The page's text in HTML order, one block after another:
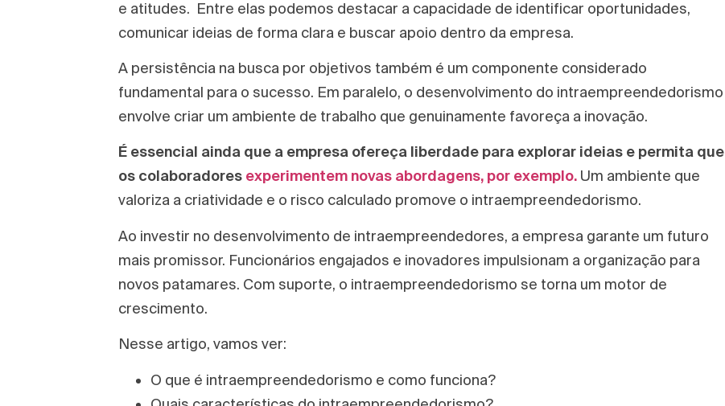
e atitudes. Entre elas podemos destacar a capacidade de identificar oportunidades,
comunicar ideias de forma clara e buscar apoio dentro da empresa.
A persistência na busca por objetivos também é um componente considerado
fundamental para o sucesso. Em paralelo, o desenvolvimento do intraempreendedorismo
envolve criar um ambiente de trabalho que genuinamente favoreça a inovação.
É essencial ainda que a empresa ofereça liberdade para explorar ideias e permita que
os colaboradores experimentem novas abordagens, por exemplo. Um ambiente que
valoriza a criatividade e o risco calculado promove o intraempreendedorismo.
Ao investir no desenvolvimento de intraempreendedores, a empresa garante um futuro
mais promissor. Funcionários engajados e inovadores impulsionam a organização para
novos patamares. Com suporte, o intraempreendedorismo se torna um motor de
crescimento.
Nesse artigo, vamos ver:
O que é intraempreendedorismo e como funciona?